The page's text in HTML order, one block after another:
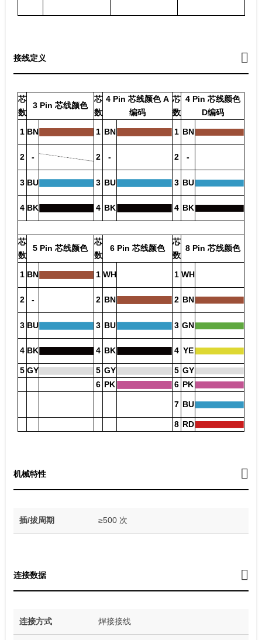
接线定义
芯
数
3 Pin 芯线颜色
芯
数
4 Pin 芯线颜色 A
编码
芯
数
4 Pin 芯线颜色
D编码
1 BN 1 BN 1 BN
2 - 2 - 2 -
3 BU 3 BU 3 BU
4 BK 4 BK 4 BK
芯
数
5 Pin 芯线颜色
芯
数
6 Pin 芯线颜色
芯
数
8 Pin 芯线颜色
1 BN 1 WH 1 WH
2 - 2 BN 2 BN
3 BU 3 BU 3 GN
4 BK 4 BK 4 YE
5 GY 5 GY 5 GY
6 PK 6 PK
7 BU
8 RD
机械特性
插/拔周期 ≥500 次
连接数据
连接方式 焊接接线